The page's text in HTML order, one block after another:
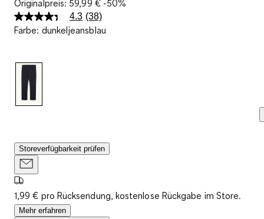
Originalpreis: 59,99 €-50%
4.3 38
Bewertungen
(38)
Farbe: dunkeljeansblau
Storeverfügbarkeit prüfen
1,99 € pro Rücksendung, kostenlose Rückgabe im Store.
Mehr erfahren